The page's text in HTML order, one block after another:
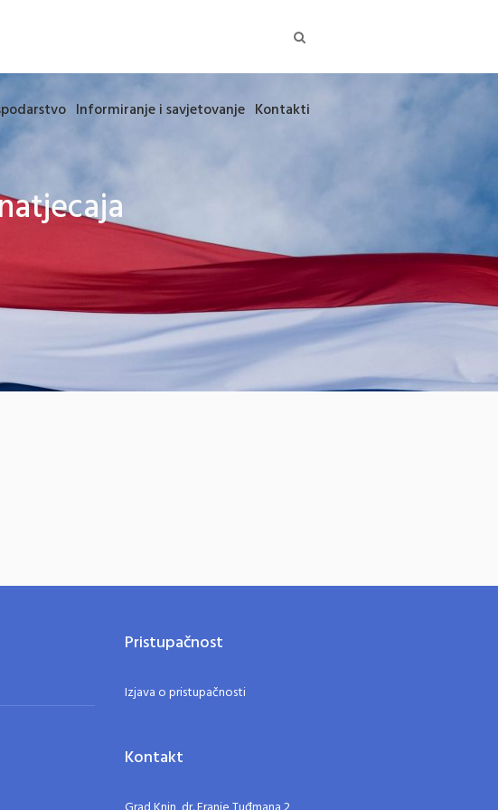
Informiranje i savjetovanje Kontakti
Pristupačnost
Izjava o pristupačnosti
Kontakt